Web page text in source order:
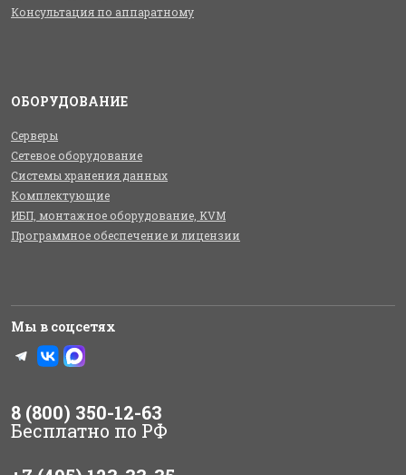
Консультация по аппаратному
ОБОРУДОВАНИЕ
Серверы
Сетевое оборудование
Системы хранения данных
Комплектующие
ИБП, монтажное оборудование, KVM
Программное обеспечение и лицензии
Мы в соцсетях
8 (800) 350-12-63
Бесплатно по РФ